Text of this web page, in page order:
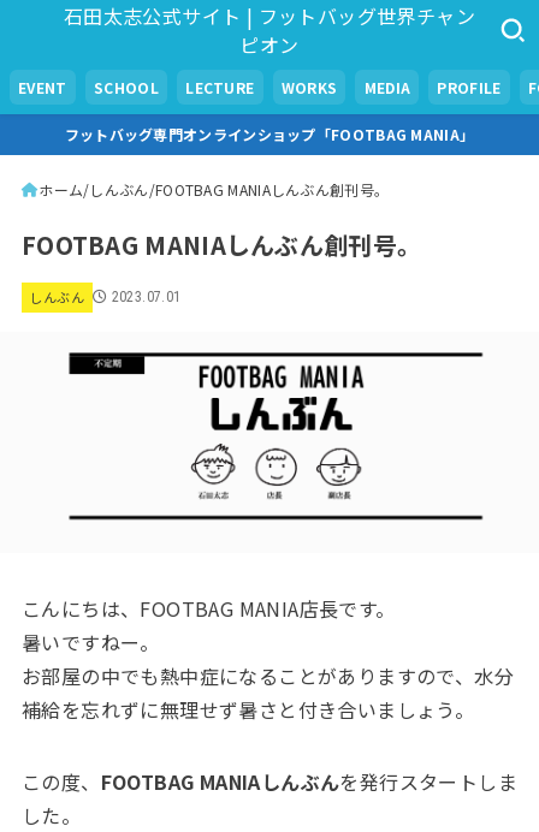
石田太志公式サイト | フットバッグ世界チャン
ピオン
EVENT SCHOOL LECTURE WORKS MEDIA PROFILE
フットバッグ専門オンラインショップ「FOOTBAG MANIA」
ホーム しんぶん FOOTBAG MANIAしんぶん創刊号。
FOOTBAG MANIAしんぶん創刊号。
しんぶん 2023.07.01
こんにちは、FOOTBAG MANIA店長です。
暑いですねー。
お部屋の中でも熱中症になることがありますので、水分
補給を忘れずに無理せず暑さと付き合いましょう。
この度、 FOOTBAG MANIAしんぶんを発行スタートしま
した。